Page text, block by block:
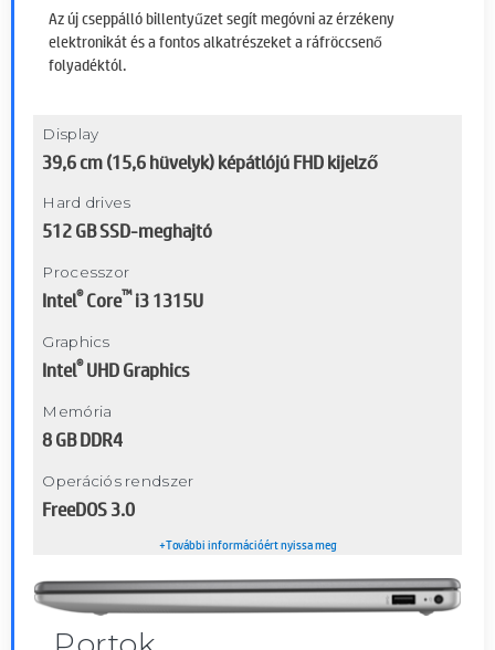
Az új cseppálló billentyűzet segít megóvni az érzékeny
elektronikát és a fontos alkatrészeket a ráfröccsenő
folyadéktól.
Display
39,6 cm (15,6 hüvelyk) képátlójú FHD kijelző
Hard drives
512 GB SSD-meghajtó
Processzor
Intel®Core™i3 1315U
Graphics
Intel®UHD Graphics
Memória
8 GB DDR4
Operációs rendszer
FreeDOS 3.0
+További információért nyissa meg